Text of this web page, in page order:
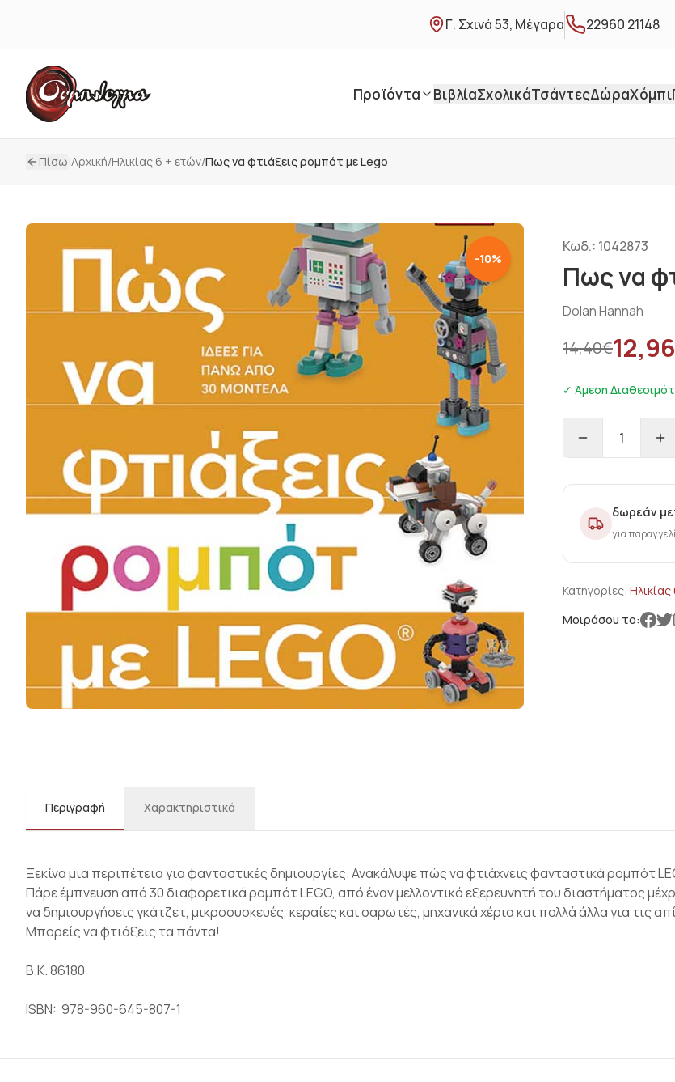
Γ. Σχινά 53, Μέγαρα 22960 21148
Προϊόντα ΒιβλίαΣχολικάΤσάντεςΔώραΧόμπι
Πίσω|Αρχική/Ηλικίας 6 + ετών/Πως να φτιάξεις ρομπότ με Lego
-10%
Κωδ.: 1042873
Πως να
Dolan Hannah
14,40€12,96
✓ Άμεση
1
δωρεάν
για
Κατηγορίες:
Μοιράσου το:
Περιγραφή Χαρακτηριστικά
Ξεκίνα μια περιπέτεια για φανταστικές δημιουργίες. Ανακάλυψε πώς να φτιάχνεις φανταστικά ρομπότ
Πάρε έμπνευση από 30 διαφορετικά ρομπότ LEGO, από έναν μελλοντικό εξερευνητή του διαστήματος
να δημιουργήσεις γκάτζετ, μικροσυσκευές, κεραίες και σαρωτές, μηχανικά χέρια και πολλά άλλα για τις
Μπορείς να φτιάξεις τα πάντα!
Β.Κ. 86180
ISBN: 978-960-645-807-1